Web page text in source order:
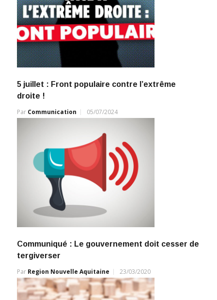
5 juillet : Front populaire contre l’extrême
droite !
Par Communication 05/07/2024
Communiqué : Le gouvernement doit cesser de
tergiverser
Par Region Nouvelle Aquitaine 23/03/2020